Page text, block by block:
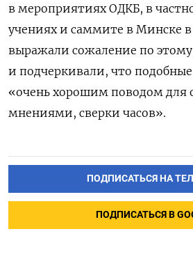
в мероприятиях ОДКБ, в
учениях и саммите в Минске
выражали сожаление по
и подчеркивали, что
«очень хорошим поводом для
мнениями, сверки часов».
ПОДПИСАТЬСЯ НА
ПОДПИСАТЬСЯ В